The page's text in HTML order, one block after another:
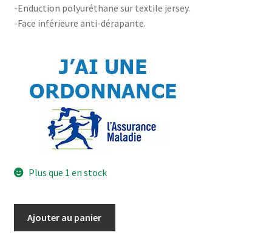
-Enduction polyuréthane sur textile jersey.
-Face inférieure anti-dérapante.
Plus que 1 en stock
Ajouter au panier